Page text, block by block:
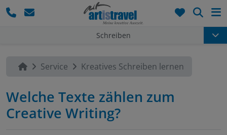
Schreiben
Service Kreatives Schreiben lernen
Welche Texte zählen zum
Creative Writing?